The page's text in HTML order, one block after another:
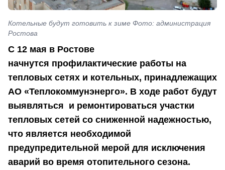
Котельные будут готовить к зиме Фото: администрация
Ростова
С 12 мая в Ростове
начнутся профилактические работы на
тепловых сетях и котельных, принадлежащих
АО «Теплокоммунэнерго». В ходе работ будут
выявляться и ремонтироваться участки
тепловых сетей со сниженной надежностью,
что является необходимой
предупредительной мерой для исключения
аварий во время отопительного сезона.